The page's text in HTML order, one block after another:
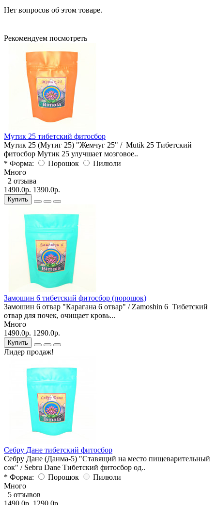
Нет вопросов об этом товаре.
Рекомендуем посмотреть
Мутик 25 тибетский фитосбор
Мутик 25 (Мутиг 25) "Жемчуг 25" / Mutik 25 Тибетский
фитосбор Мутик 25 улучшает мозговое..
* Форма:
Порошок
Пилюли
Много
2 отзыва
1490.0р. 1390.0р.
Купить
Замошин 6 тибетский фитосбор (порошок)
Замошин 6 отвар "Карагана 6 отвар" / Zamoshin 6 Тибетский
отвар для почек, очищает кровь...
Много
1490.0р. 1290.0р.
Купить
Лидер продаж!
Себру Дане тибетский фитосбор
Себру Дане (Данма-5) "Ставящий на место пищеварительный
сок" / Sebru Dane Тибетский фитосбор од..
* Форма:
Порошок
Пилюли
Много
5 отзывов
1490.0р. 1290.0р.